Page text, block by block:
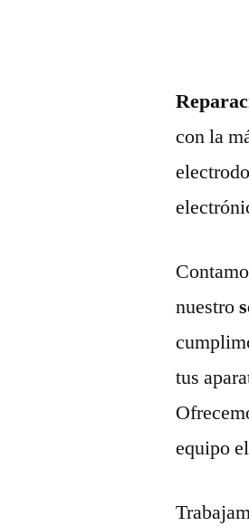
con la
nuestro
tus
equipo